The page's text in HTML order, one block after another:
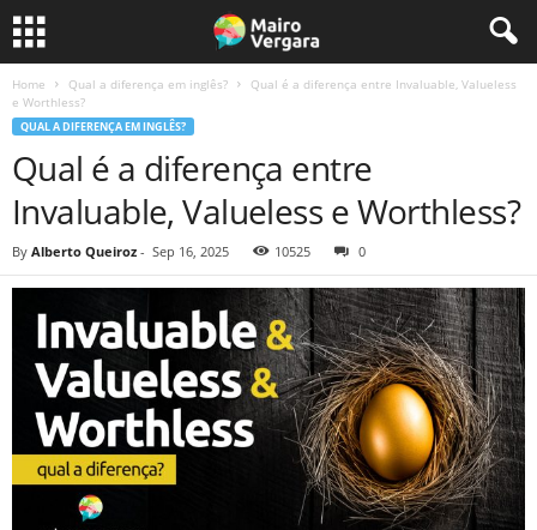
Home Qual a diferença em inglês?
Qual é a diferença entre Invaluable, Valueless
e Worthless?
QUAL A DIFERENÇA EM INGLÊS?
Qual é a diferença entre
Invaluable, Valueless e Worthless?
By Alberto Queiroz - Sep 16, 2025 10525 0